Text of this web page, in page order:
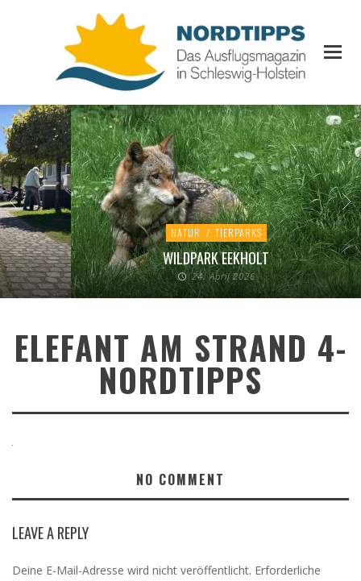
NATUR / TIERPARKS
WILDPARK EEKHOLT
24. April 2026
ELEFANT AM STRAND 4-
NORDTIPPS
NO COMMENT
LEAVE A REPLY
Deine E-Mail-Adresse wird nicht veröffentlicht. Erforderliche